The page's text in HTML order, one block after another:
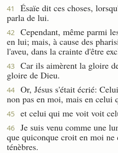
41
Ésaïe dit ces choses,
parla de lui.
42
Cependant, même parmi
en lui; mais, à cause des
l'aveu, dans la crainte d'être
43
Car ils aimèrent la gloire
gloire de Dieu.
44
Or, Jésus s'était écrié:
non pas en moi, mais en celui
45 et celui qui me voit voit
46
Je suis venu comme une
que quiconque croit en moi ne
ténèbres.